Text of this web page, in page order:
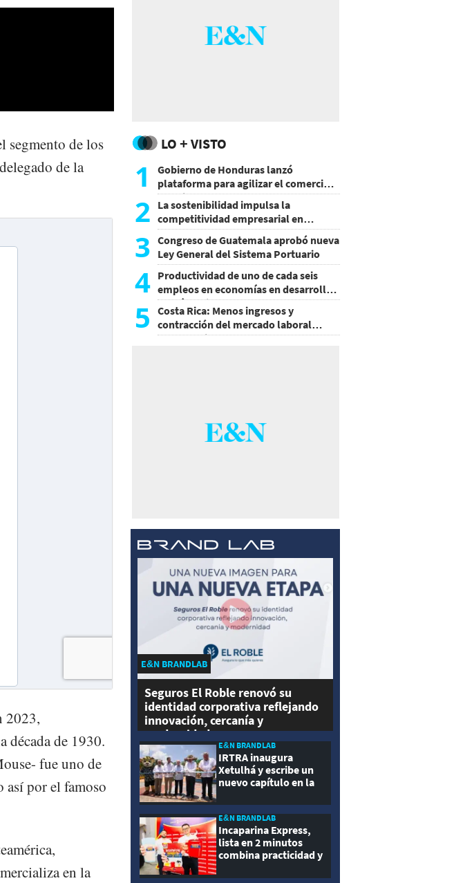
segmento de los
de la
2023,
década de 1930.
fue uno de
así por el famoso
en la
LO + VISTO
1
Gobierno de Honduras lanzó
plataforma para agilizar el comercio
exterior
2 La sostenibilidad impulsa la
competitividad empresarial en
Guatemala
3 Congreso de Guatemala aprobó nueva
Ley General del Sistema Portuario
4 Productividad de uno de cada seis
empleos en economías en desarrollo
podría mejorar por la IA
5
Costa Rica: Menos ingresos y
contracción del mercado laboral
causan baja del consumo
E&N BRANDLAB
Seguros El Roble renovó su
identidad corporativa reflejando
innovación, cercanía y
modernidad
E&N BRANDLAB
IRTRA inaugura
Xetulhá y escribe un
nuevo capítulo en la
recreación de
Guatemala
E&N BRANDLAB
Incaparina Express,
lista en 2 minutos
combina practicidad y